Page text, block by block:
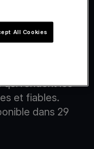
à l'avant-
qui rendent les
et fiables.
dans 29
All Cookies